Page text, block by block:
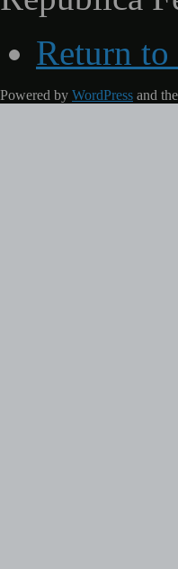
Return to
Powered by WordPress and the